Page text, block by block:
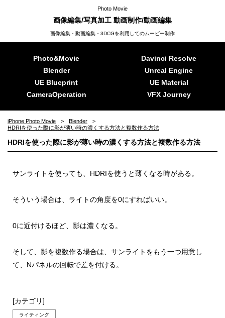
Photo Movie
画像編集/写真加工 動画制作/動画編集
画像編集・動画編集・3DCGを利用してのムービー制作
Photo&Movie
Davinci Resolve
Blender
Unreal Engine
UE Blueprint
UE Material
CameraOperation
VFX Journey
iPhone Photo Movie
Blender
HDRIを使った際に影が薄い時の濃くする方法と複数作る方法
HDRIを使った際に影が薄い時の濃くする方法と複数作る方法
サンライトを使っても、HDRIを使うと薄くなる時がある。
そういう場合は、ライトの角度を0にすればいい。
0に近付けるほど、影は濃くなる。
そして、影を複数作る場合は、サンライトをもう一つ用意し
て、Nパネルの回転で差を付ける。
[カテゴリ]
ライティング